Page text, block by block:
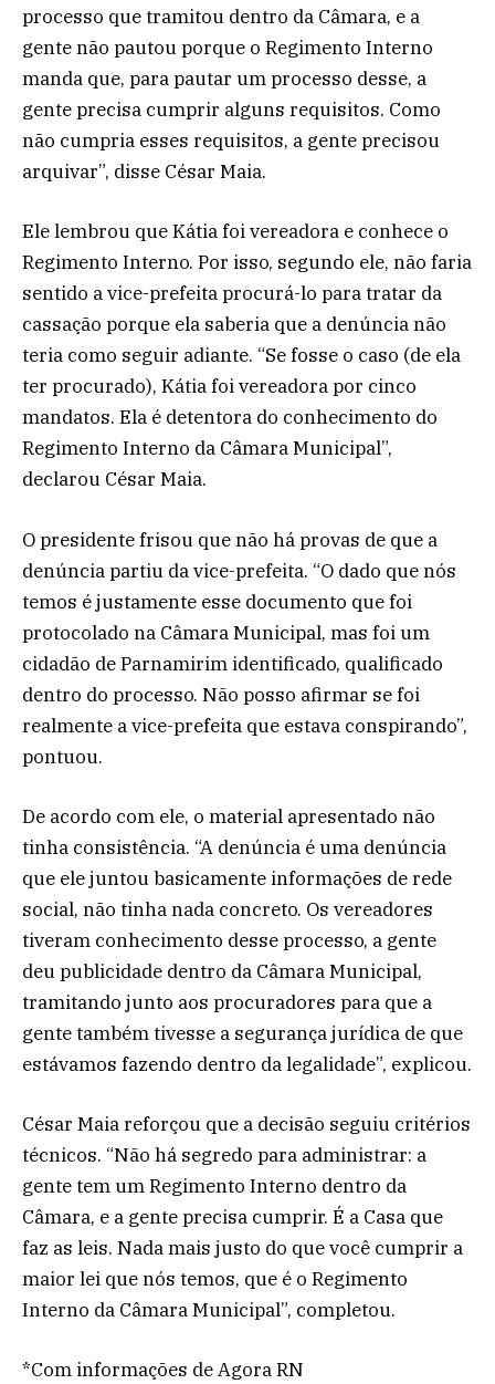
processo que tramitou dentro da Câmara, e a
gente não pautou porque o Regimento Interno
manda que, para pautar um processo desse, a
gente precisa cumprir alguns requisitos. Como
não cumpria esses requisitos, a gente precisou
arquivar”, disse César Maia.
Ele lembrou que Kátia foi vereadora e conhece o
Regimento Interno. Por isso, segundo ele, não faria
sentido a vice-prefeita procurá-lo para tratar da
cassação porque ela saberia que a denúncia não
teria como seguir adiante. “Se fosse o caso (de ela
ter procurado), Kátia foi vereadora por cinco
mandatos. Ela é detentora do conhecimento do
Regimento Interno da Câmara Municipal”,
declarou César Maia.
O presidente frisou que não há provas de que a
denúncia partiu da vice-prefeita. “O dado que nós
temos é justamente esse documento que foi
protocolado na Câmara Municipal, mas foi um
cidadão de Parnamirim identificado, qualificado
dentro do processo. Não posso afirmar se foi
realmente a vice-prefeita que estava conspirando”,
pontuou.
De acordo com ele, o material apresentado não
tinha consistência. “A denúncia é uma denúncia
que ele juntou basicamente informações de rede
social, não tinha nada concreto. Os vereadores
tiveram conhecimento desse processo, a gente
deu publicidade dentro da Câmara Municipal,
tramitando junto aos procuradores para que a
gente também tivesse a segurança jurídica de que
estávamos fazendo dentro da legalidade”, explicou.
César Maia reforçou que a decisão seguiu critérios
técnicos. “Não há segredo para administrar: a
gente tem um Regimento Interno dentro da
Câmara, e a gente precisa cumprir. É a Casa que
faz as leis. Nada mais justo do que você cumprir a
maior lei que nós temos, que é o Regimento
Interno da Câmara Municipal”, completou.
*Com informações de Agora RN